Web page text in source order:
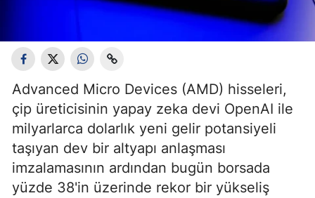
Advanced Micro Devices (AMD) hisseleri,
çip üreticisinin yapay zeka devi OpenAI ile
milyarlarca dolarlık yeni gelir potansiyeli
taşıyan dev bir altyapı anlaşması
imzalamasının ardından bugün borsada
yüzde 38'in üzerinde rekor bir yükseliş